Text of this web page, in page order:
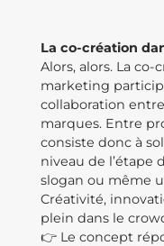
La co-création
Alors, alors. La
marketing
collaboration
marques. Entre
consiste donc à
niveau de l’étape
slogan ou même
Créativité,
plein dans le
👉 Le concept